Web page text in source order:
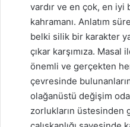
vardır ve en çok, en iyi
kahramanı. Anlatım
belki silik bir karakter
çıkar karşımıza.
önemli ve gerçekten
çevresinde
olağanüstü değişim
zorlukların üstesinden